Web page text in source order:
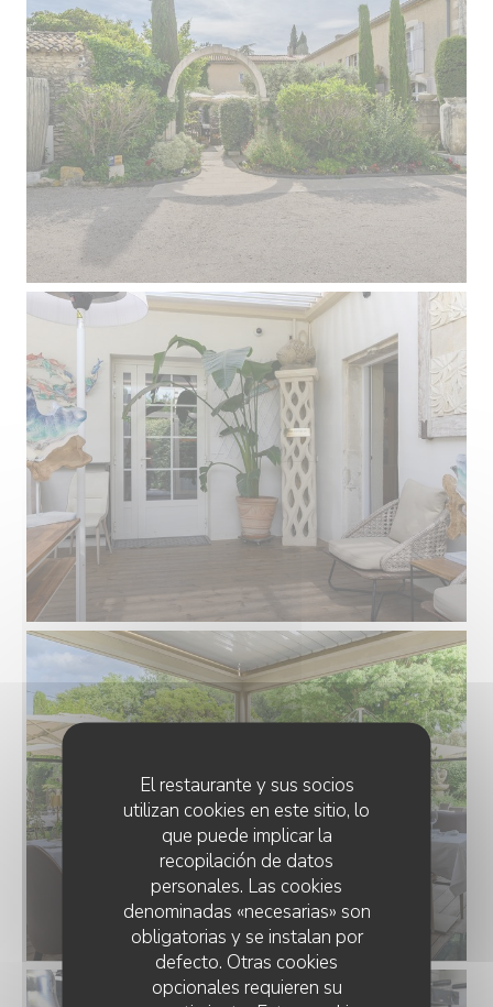
El restaurante y sus socios
utilizan cookies en este sitio, lo
que puede implicar la
recopilación de datos
personales. Las cookies
denominadas «necesarias» son
obligatorias y se instalan por
defecto. Otras cookies
opcionales requieren su